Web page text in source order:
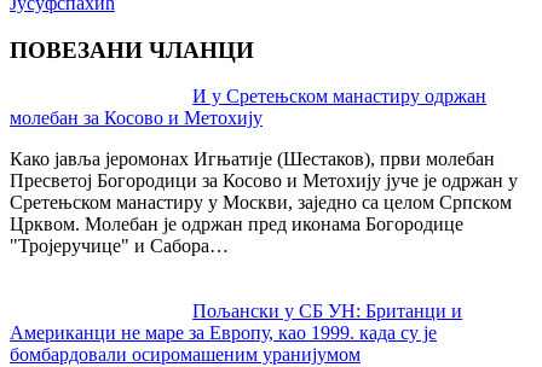
ПОВЕЗАНИ ЧЛАНЦИ
И у Сретењском манастиру одржан
молебан за Косово и Метохију
Како јавља јеромонах Игњатије (Шестаков), први молебан
Пресветој Богородици за Косово и Метохију јуче је одржан у
Сретењском манастиру у Москви, заједно са целом Српском
Црквом. Молебан је одржан пред иконама Богородице
"Тројеручице" и Сабора…
Пољански у СБ УН: Британци и
Американци не маре за Европу, као 1999. када су је
бомбардовали осиромашеним уранијумом
navigation